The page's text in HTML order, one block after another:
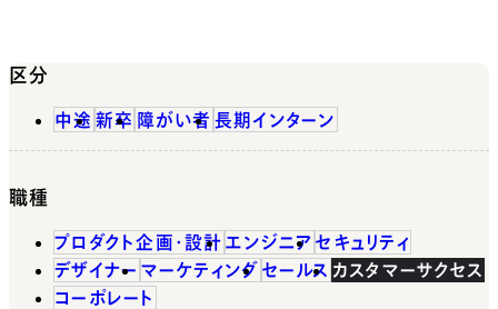
区分
中途 新卒 障がい者 長期インターン
職種
プロダクト企画・設計 エンジニア セキュリティ
デザイナー マーケティング セールス カスタマーサクセス
コーポレート